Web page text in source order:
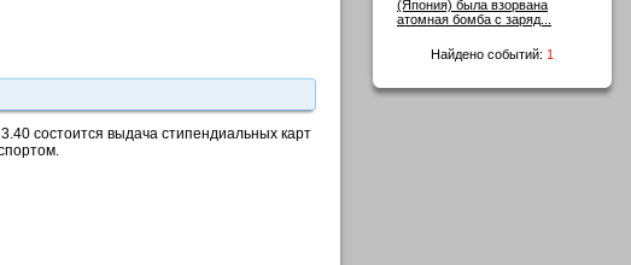
состоится выдача стипендиальных карт
(Япония) была взорвана
атомная бомба с заряд...
Найдено событий: 1